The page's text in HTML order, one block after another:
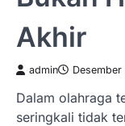
Akhir
admin Desember
Dalam olahraga
seringkali tidak